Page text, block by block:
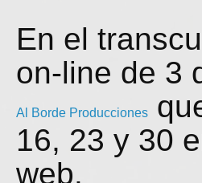
En el
on-line de 3
Al Borde Producciones
16, 23 y 30
web.